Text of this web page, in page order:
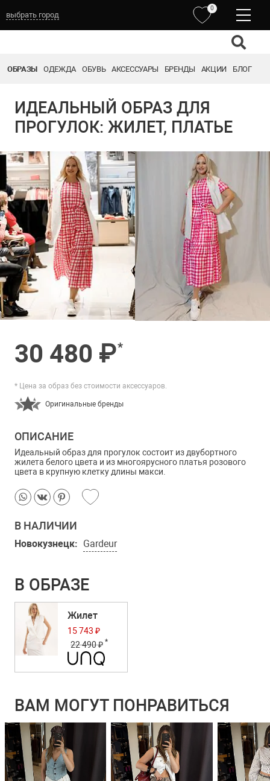
выбрать город
0
ОБРАЗЫ ОДЕЖДА ОБУВЬ АКСЕССУАРЫ БРЕНДЫ АКЦИИ БЛОГ
ИДЕАЛЬНЫЙ ОБРАЗ ДЛЯ
ПРОГУЛОК: ЖИЛЕТ, ПЛАТЬЕ
30 480 ₽*
* Цена за образ без стоимости аксессуаров.
Оригинальные бренды
ОПИСАНИЕ
Идеальный образ для прогулок состоит из двубортного
жилета белого цвета и из многоярусного платья розового
цвета в крупную клетку длины макси.
В НАЛИЧИИ
Новокузнецк: Gardeur
В ОБРАЗЕ
Жилет
15 743 ₽
22 490 ₽ *
ВАМ МОГУТ ПОНРАВИТЬСЯ